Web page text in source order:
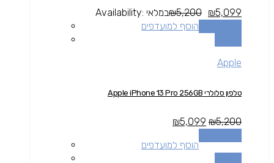
₪5,200 ₪5,099
Availability: במלאי
הוסף למועדפים
Apple
טלפון סלולרי Apple iPhone 13 Pro 256GB
₪5,200
₪5,099
הוסף למועדפים